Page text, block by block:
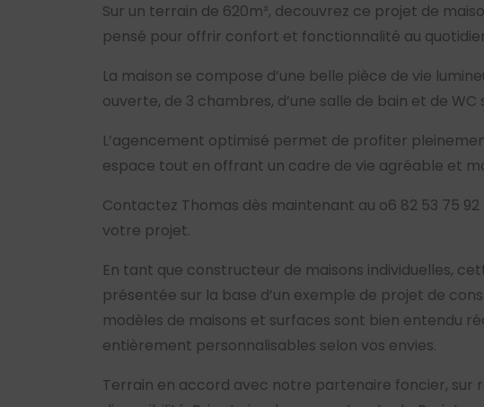
Sur un terrain de 620m², decouvrez ce projet de
pensé pour offrir confort et fonctionnalité au
La maison se compose d’une belle pièce de vie
ouverte, de 3 chambres, d’une salle de bain et de WC
L’agencement optimisé permet de profiter
espace tout en offrant un cadre de vie agréable et
Contactez Thomas dès maintenant au o6 82 53 75
votre projet.
En tant que constructeur de maisons individuelles,
présentée sur la base d’un exemple de projet de
modèles de maisons et surfaces sont bien entendu
entièrement personnalisables selon vos envies.
Terrain en accord avec notre partenaire foncier, sur